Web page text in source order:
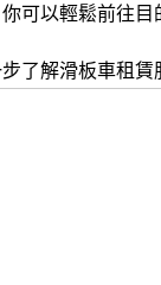
可以輕鬆前往目
了解滑板車租賃